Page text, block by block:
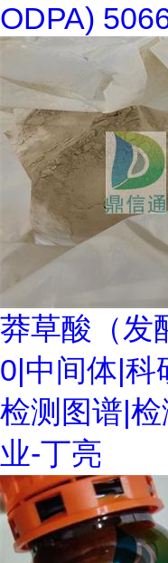
ODPA)
莽草酸（发
0|中间体|科
检测图谱|
业-丁亮